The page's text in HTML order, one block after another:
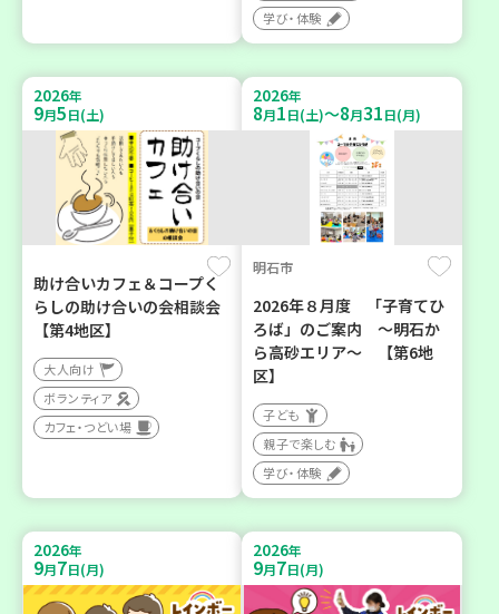
学び・体験
2026年
9月5日(土)
助け合いカフェ＆コープく
らしの助け合いの会相談会
【第4地区】
大人向け
ボランティア
カフェ・つどい場
2026年
8月1日(土)～8月31日(月)
明石市
2026年８月度 「子育てひ
ろば」のご案内 ～明石か
ら高砂エリア～ 【第6地
区】
子ども
親子で楽しむ
学び・体験
2026年
9月7日(月)
2026年
9月7日(月)